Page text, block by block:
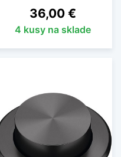
Cena
36,00 €
4 kusy na sklade